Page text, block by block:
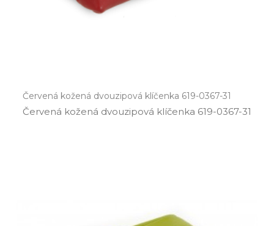
Červená kožená dvouzipová klíčenka 619-0367-31
Červená kožená dvouzipová klíčenka 619­-0367­-31